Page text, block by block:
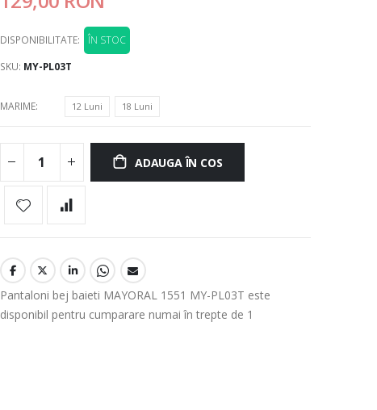
DISPONIBILITATE:
ÎN STOC
SKU MY-PL03T
MARIME 12 Luni 18 Luni
ADAUGA ÎN COS
Pantaloni bej baieti MAYORAL 1551 MY-PL03T este
disponibil pentru cumparare numai în trepte de 1